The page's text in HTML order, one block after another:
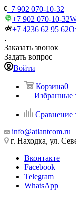
+7 902 070-10-32
+7 902 070-10-32
+7 4236 62 95 62
Заказать звонок
Задать вопрос
Войти
Корзина0
Избранные
Сравнение
info@atlantcom.ru
г. Находка, ул.
Вконтакте
Facebook
Telegram
WhatsApp